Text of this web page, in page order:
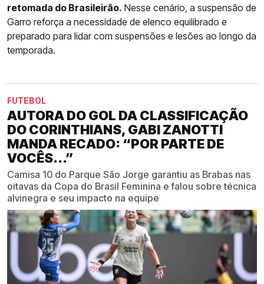
retomada do Brasileirão. Nesse cenário, a suspensão de
Garro reforça a necessidade de elenco equilibrado e
preparado para lidar com suspensões e lesões ao longo da
temporada.
FUTEBOL
AUTORA DO GOL DA CLASSIFICAÇÃO
DO CORINTHIANS, GABI ZANOTTI
MANDA RECADO: “POR PARTE DE
VOCÊS...”
Camisa 10 do Parque São Jorge garantiu as Brabas nas
oitavas da Copa do Brasil Feminina e falou sobre técnica
alvinegra e seu impacto na equipe